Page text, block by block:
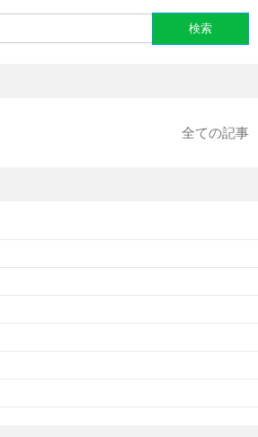
全ての記事